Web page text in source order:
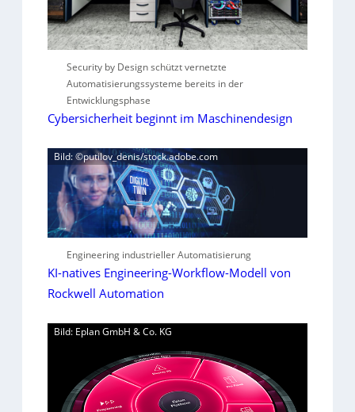
Security by Design schützt vernetzte
Automatisierungssysteme bereits in der
Entwicklungsphase
Cybersicherheit beginnt im Maschinendesign
Bild: ©putilov_denis/stock.adobe.com
Engineering industrieller Automatisierung
KI-natives Engineering-Workflow-Modell von
Rockwell Automation
Bild: Eplan GmbH & Co. KG